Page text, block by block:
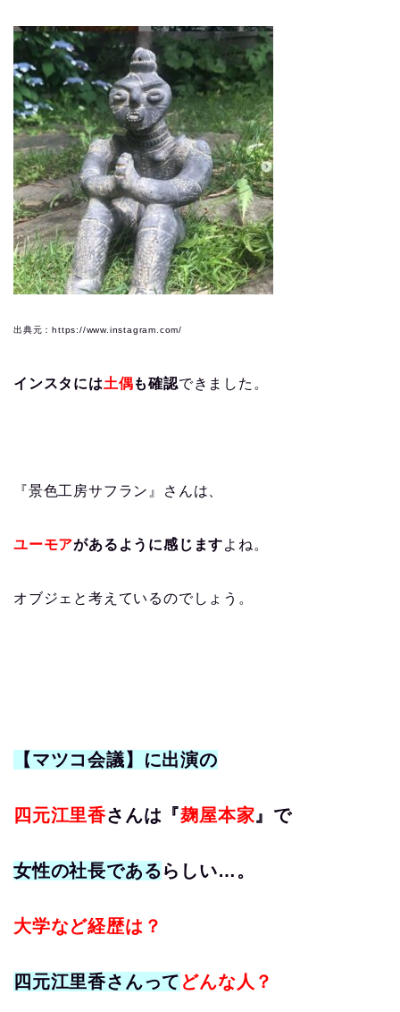
出典元：https://www.instagram.com/
インスタには土偶も確認できました。
『景色工房サフラン』さんは、
ユーモアがあるように感じますよね。
オブジェと考えているのでしょう。
【マツコ会議】に出演の
四元江里香さんは『麹屋本家』で
女性の社長であるらしい…。
大学など経歴は？
四元江里香さんって どんな人？